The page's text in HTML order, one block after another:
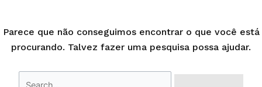
Parece que não conseguimos encontrar o que você está
procurando. Talvez fazer uma pesquisa possa ajudar.